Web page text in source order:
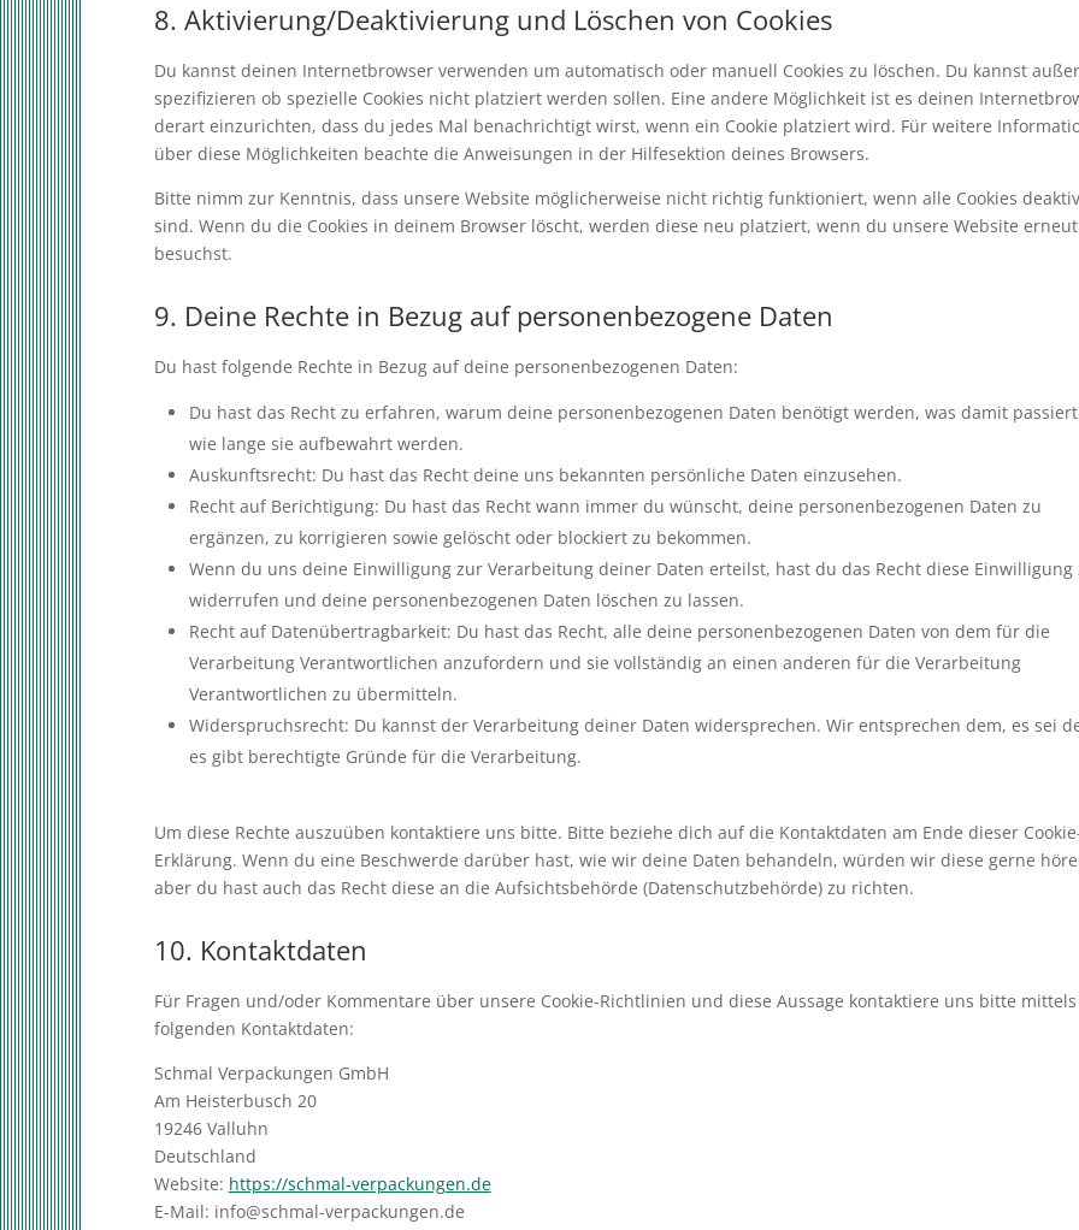
8. Aktivierung/Deaktivierung und Löschen von Cookies
Du kannst deinen Internetbrowser verwenden um automatisch oder manuell Cookies zu löschen. Du kannst
spezifizieren ob spezielle Cookies nicht platziert werden sollen. Eine andere Möglichkeit ist es deinen
derart einzurichten, dass du jedes Mal benachrichtigt wirst, wenn ein Cookie platziert wird. Für weitere
über diese Möglichkeiten beachte die Anweisungen in der Hilfesektion deines Browsers.
Bitte nimm zur Kenntnis, dass unsere Website möglicherweise nicht richtig funktioniert, wenn alle Cookies
sind. Wenn du die Cookies in deinem Browser löscht, werden diese neu platziert, wenn du unsere Website erneut
besuchst.
9. Deine Rechte in Bezug auf personenbezogene Daten
Du hast folgende Rechte in Bezug auf deine personenbezogenen Daten:
Du hast das Recht zu erfahren, warum deine personenbezogenen Daten benötigt werden, was damit
wie lange sie aufbewahrt werden.
Auskunftsrecht: Du hast das Recht deine uns bekannten persönliche Daten einzusehen.
Recht auf Berichtigung: Du hast das Recht wann immer du wünscht, deine personenbezogenen Daten zu
ergänzen, zu korrigieren sowie gelöscht oder blockiert zu bekommen.
Wenn du uns deine Einwilligung zur Verarbeitung deiner Daten erteilst, hast du das Recht diese Einwilligung
widerrufen und deine personenbezogenen Daten löschen zu lassen.
Recht auf Datenübertragbarkeit: Du hast das Recht, alle deine personenbezogenen Daten von dem für die
Verarbeitung Verantwortlichen anzufordern und sie vollständig an einen anderen für die Verarbeitung
Verantwortlichen zu übermitteln.
Widerspruchsrecht: Du kannst der Verarbeitung deiner Daten widersprechen. Wir entsprechen dem, es sei
es gibt berechtigte Gründe für die Verarbeitung.
Um diese Rechte auszuüben kontaktiere uns bitte. Bitte beziehe dich auf die Kontaktdaten am Ende dieser
Erklärung. Wenn du eine Beschwerde darüber hast, wie wir deine Daten behandeln, würden wir diese gerne
aber du hast auch das Recht diese an die Aufsichtsbehörde (Datenschutzbehörde) zu richten.
10. Kontaktdaten
Für Fragen und/oder Kommentare über unsere Cookie-Richtlinien und diese Aussage kontaktiere uns bitte
folgenden Kontaktdaten:
Schmal Verpackungen GmbH
Am Heisterbusch 20
19246 Valluhn
Deutschland
Website: https://schmal-verpackungen.de
E-Mail: info@schmal-verpackungen.de